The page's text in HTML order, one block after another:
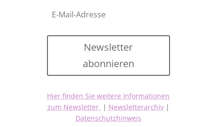
Newsletter
abonnieren
Hier finden Sie weitere Informationen
zum Newsletter. | Newsletterarchiv|
Datenschutzhinweis